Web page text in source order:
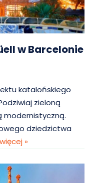
w Barcelonie
katalońskiego
zieloną
dziedzictwa
»